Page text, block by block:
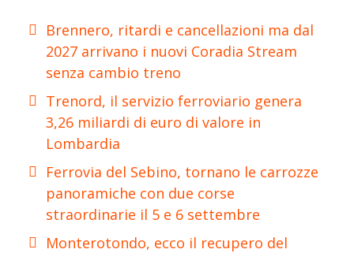
Brennero, ritardi e cancellazioni ma dal
2027 arrivano i nuovi Coradia Stream
senza cambio treno
Trenord, il servizio ferroviario genera
3,26 miliardi di euro di valore in
Lombardia
Ferrovia del Sebino, tornano le carrozze
panoramiche con due corse
straordinarie il 5 e 6 settembre
Monterotondo, ecco il recupero del